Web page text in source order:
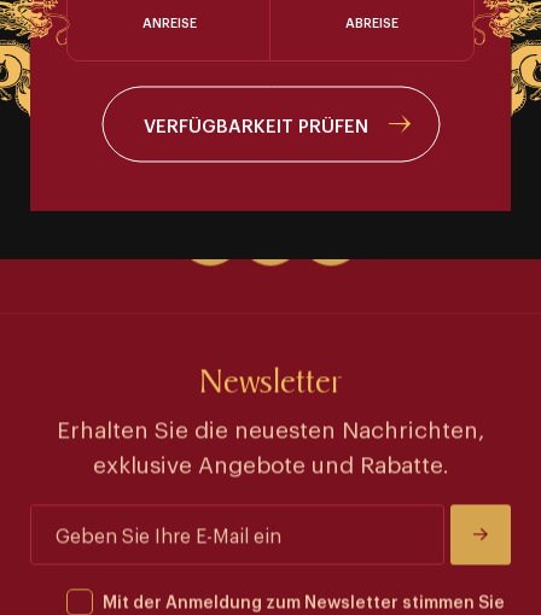
ANREISE ABREISE
VERFÜGBARKEIT PRÜFEN
Newsletter
Erhalten Sie die neuesten Nachrichten,
exklusive Angebote und Rabatte.
Mit der Anmeldung zum Newsletter stimmen Sie